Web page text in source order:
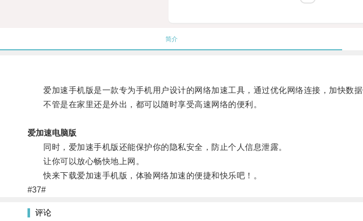
简介
爱加速手机版是一款专为手机用户设计的网络加速工具，通过优化网络连接，加快数
不管是在家里还是外出，都可以随时享受高速网络的便利。
爱加速电脑版
同时，爱加速手机版还能保护你的隐私安全，防止个人信息泄露。
让你可以放心畅快地上网。
快来下载爱加速手机版，体验网络加速的便捷和快乐吧！。
#37#
评论